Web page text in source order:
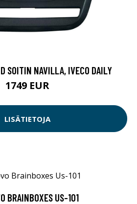
SOITIN NAVILLA, IVECO DAILY
1749 EUR
LISÄTIETOJA
BRAINBOXES US-101